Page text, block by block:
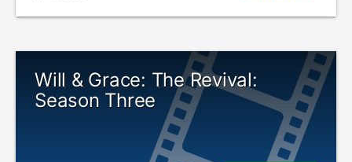
Will & Grace: The Revival:
Season Three